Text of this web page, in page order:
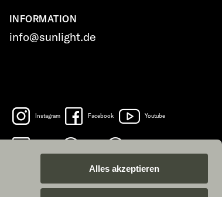
Alles akzeptieren
INFORMATION
info@sunlight.de
Instagram Facebook Youtube